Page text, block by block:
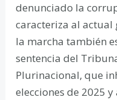
denunciado la
caracteriza al actual
la marcha también
sentencia del
Plurinacional, que
elecciones de 2025